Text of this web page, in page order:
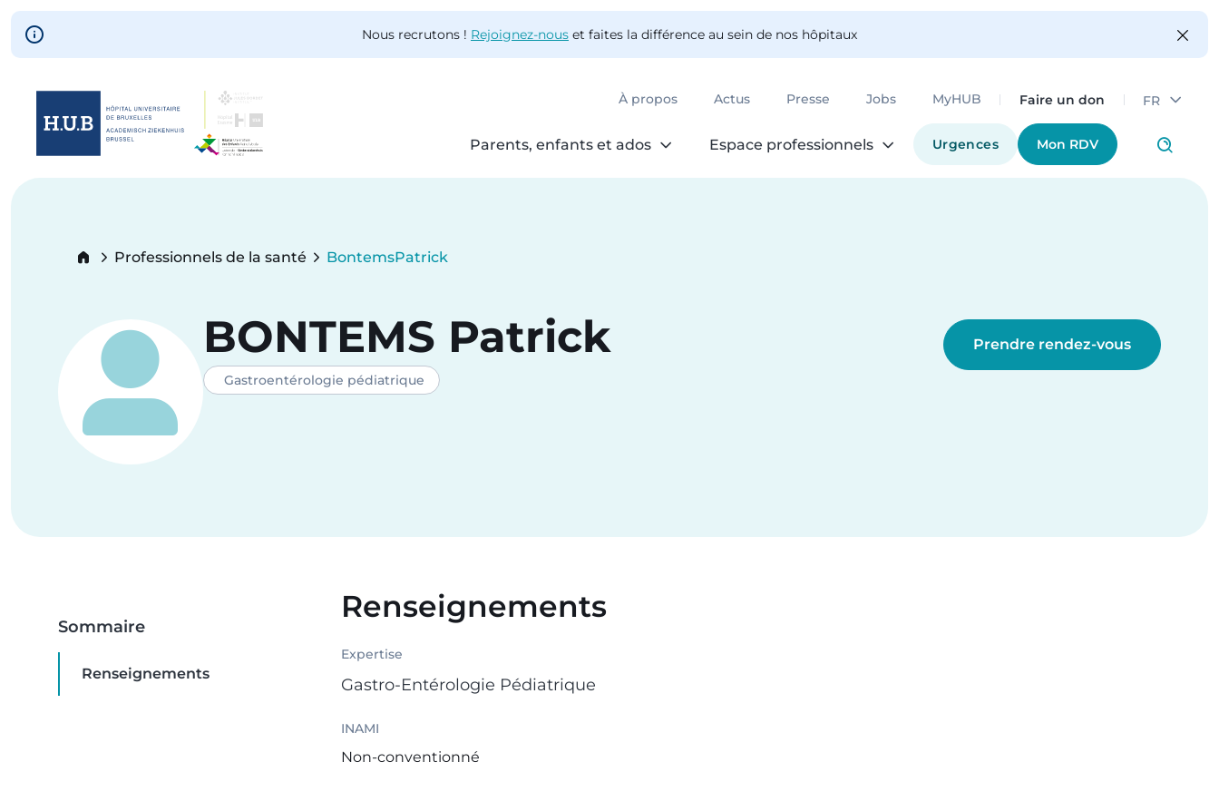
Skip to main content
Nous recrutons ! Rejoignez-nous et faites la différence au sein de nos hôpitaux
À propos Actus Presse Jobs MyHUB Faire un don FR
Parents, enfants et ados Espace professionnels Urgences Mon RDV
Skip
Breadcrumb
Professionnels de la santé BontemsPatrick
BONTEMS Patrick
Gastroentérologie pédiatrique
Prendre rendez-vous
Sommaire
Renseignements
Renseignements
Expertise
Gastro-Entérologie Pédiatrique
INAMI
Non-conventionné